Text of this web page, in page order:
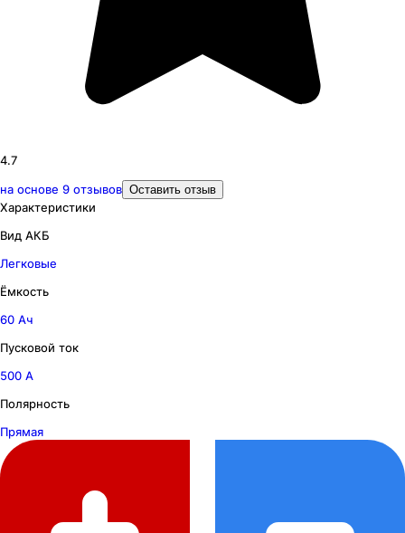
4.7
на основе 9 отзывов Оставить отзыв
Характеристики
Вид АКБ
Легковые
Ёмкость
60 Ач
Пусковой ток
500 А
Полярность
Прямая